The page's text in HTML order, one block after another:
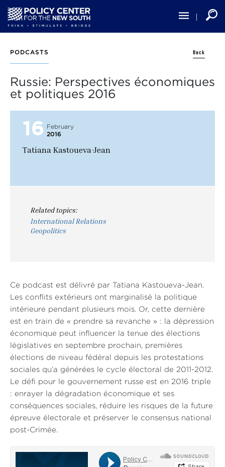
main
content
PODCASTS Back
Russie: Perspectives économiques
et politiques 2016
16
February
2016
Tatiana Kastoueva-Jean
Related topics:
International Relations
Geopolitics
Ce podcast est délivré par Tatiana Kastoueva-Jean.
Les conflits extérieurs ont marginalisé la politique
intérieure pendant plusieurs mois. Or, cette dernière
est en train de « prendre sa revanche » : la dépression
économique peut influencer la tenue des élections
législatives en septembre prochain, premières
élections de niveau fédéral depuis les protestations
sociales qu’a générées le cycle électoral de 2011-2012.
Le défi pour le gouvernement russe est en 2016 triple
: enrayer la dégradation économique et ses
conséquences sociales, réduire les risques de la future
épreuve électorale et préserver le consensus national
post-Crimée.